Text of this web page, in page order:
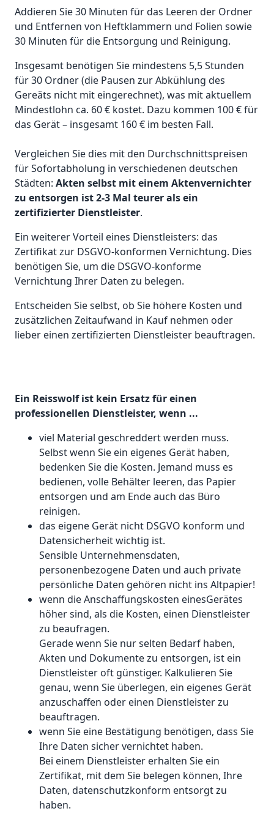
Addieren Sie 30 Minuten für das Leeren der Ordner
und Entfernen von Heftklammern und Folien sowie
30 Minuten für die Entsorgung und Reinigung.
Insgesamt benötigen Sie mindestens 5,5 Stunden
für 30 Ordner (die Pausen zur Abkühlung des
Gereäts nicht mit eingerechnet), was mit aktuellem
Mindestlohn ca. 60 € kostet. Dazu kommen 100 € für
das Gerät – insgesamt 160 € im besten Fall.
Vergleichen Sie dies mit den Durchschnittspreisen
für Sofortabholung in verschiedenen deutschen
Städten: Akten selbst mit einem Aktenvernichter
zu entsorgen ist 2-3 Mal teurer als ein
zertifizierter Dienstleister.
Ein weiterer Vorteil eines Dienstleisters: das
Zertifikat zur DSGVO-konformen Vernichtung. Dies
benötigen Sie, um die DSGVO-konforme
Vernichtung Ihrer Daten zu belegen.
Entscheiden Sie selbst, ob Sie höhere Kosten und
zusätzlichen Zeitaufwand in Kauf nehmen oder
lieber einen zertifizierten Dienstleister beauftragen.
Ein Reisswolf ist kein Ersatz für einen
professionellen Dienstleister, wenn ...
viel Material geschreddert werden muss.
Selbst wenn Sie ein eigenes Gerät haben,
bedenken Sie die Kosten. Jemand muss es
bedienen, volle Behälter leeren, das Papier
entsorgen und am Ende auch das Büro
reinigen.
das eigene Gerät nicht DSGVO konform und
Datensicherheit wichtig ist.
Sensible Unternehmensdaten,
personenbezogene Daten und auch private
persönliche Daten gehören nicht ins Altpapier!
wenn die Anschaffungskosten einesGerätes
höher sind, als die Kosten, einen Dienstleister
zu beaufragen.
Gerade wenn Sie nur selten Bedarf haben,
Akten und Dokumente zu entsorgen, ist ein
Dienstleister oft günstiger. Kalkulieren Sie
genau, wenn Sie überlegen, ein eigenes Gerät
anzuschaffen oder einen Dienstleister zu
beauftragen.
wenn Sie eine Bestätigung benötigen, dass Sie
Ihre Daten sicher vernichtet haben.
Bei einem Dienstleister erhalten Sie ein
Zertifikat, mit dem Sie belegen können, Ihre
Daten, datenschutzkonform entsorgt zu
haben.